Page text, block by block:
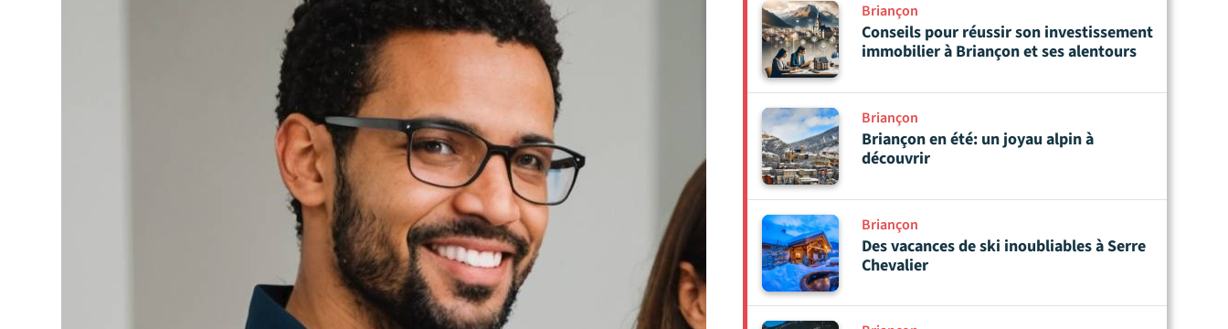
Briançon
Conseils pour réussir son investissement
immobilier à Briançon et ses alentours
Briançon
Briançon en été: un joyau alpin à
découvrir
Briançon
Des vacances de ski inoubliables à Serre
Chevalier